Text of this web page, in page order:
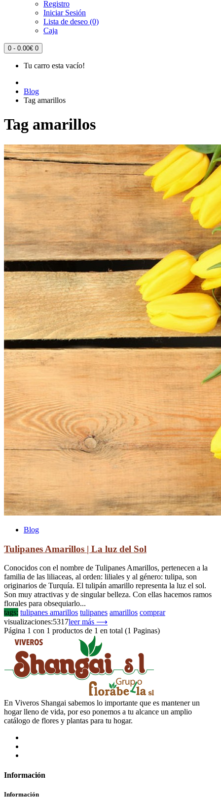
Registro
Iniciar Sesión
Lista de deseo (0)
Caja
0 - 0.00€ 0
Tu carro esta vacío!
Blog
Tag amarillos
Tag amarillos
Blog
Tulipanes Amarillos | La luz del Sol
Conocidos con el nombre de Tulipanes Amarillos, pertenecen a la
familia de las liliaceas, al orden: liliales y al género: tulipa, son
originarios de Turquía. El tulipán amarillo representa la luz el sol.
Son muy atractivas y de singular belleza. Con ellas hacemos ramos
florales para obsequiarlo...
tags: tulipanes amarillos tulipanes amarillos comprar
visualizaciones:5317leer más ⟶
Página 1 con 1 productos de 1 en total (1 Paginas)
En Viveros Shangai sabemos lo importante que es mantener un
hogar lleno de vida, por eso ponemos a tu alcance un amplio
catálogo de flores y plantas para tu hogar.
Información
Información